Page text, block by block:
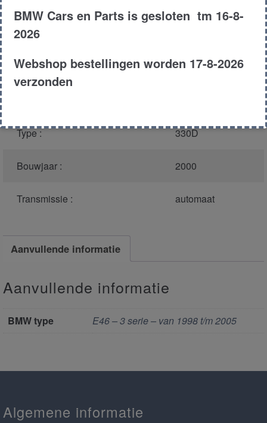
Kleur :
354 - Titansilber
Carroserie : Sedan
Type : 330D
Bouwjaar : 2000
Transmissie : automaat
Aanvullende informatie
Aanvullende informatie
BMW type E46 – 3 serie – van 1998 t/m 2005
Algemene informatie
BMW Cars en Parts is gesloten tm 16-8-
2026
Webshop bestellingen worden 17-8-2026
verzonden